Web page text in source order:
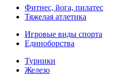
Фитнес, йога, пилатес
Тяжелая атлетика
Игровые виды спорта
Единоборства
Турники
Железо